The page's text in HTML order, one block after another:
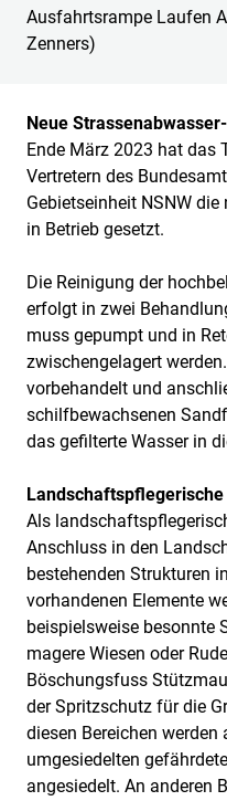
Ausfahrtsrampe Laufen
Zenners)
Neue
Ende März 2023 hat das
Vertretern des
Gebietseinheit NSNW
in Betrieb gesetzt.
Die Reinigung der
erfolgt in zwei
muss gepumpt und in
zwischengelagert
vorbehandelt und
schilfbewachsenen
das gefilterte Wasser in
Als
Anschluss in den
bestehenden Strukturen
vorhandenen Elemente
beispielsweise besonnte
magere Wiesen oder
Böschungsfuss
der Spritzschutz für die
diesen Bereichen
umgesiedelten
angesiedelt. An anderen